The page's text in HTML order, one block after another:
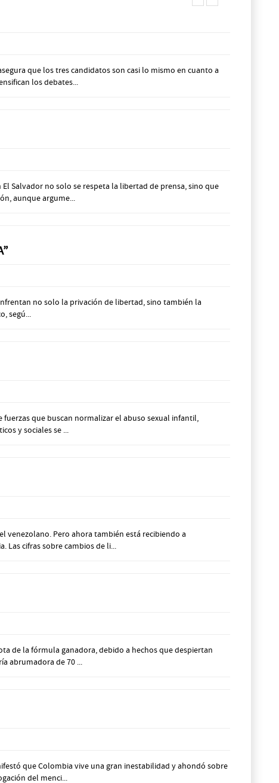
que los tres candidatos son casi lo mismo en cuanto a
los debates...
Salvador no solo se respeta la libertad de prensa, sino que
aunque argume...
no solo la privación de libertad, sino también la
segú...
que buscan normalizar el abuso sexual infantil,
y sociales se ...
venezolano. Pero ahora también está recibiendo a
Las cifras sobre cambios de li...
de la fórmula ganadora, debido a hechos que despiertan
abrumadora de 70 ...
que Colombia vive una gran inestabilidad y ahondó sobre
del menci...